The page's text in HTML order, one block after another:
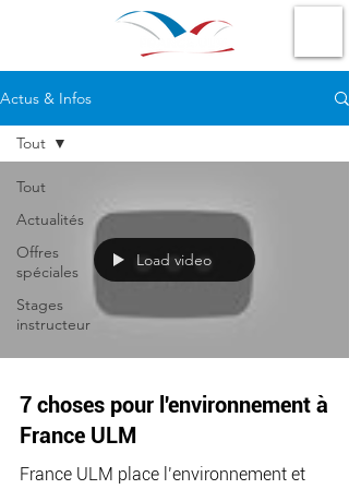
Actus & Infos
Tout
Actualités
Offres
spéciales
Stages
instructeur
Tout
Load video
7 choses pour l'environnement à
France ULM
France ULM place l’environnement et